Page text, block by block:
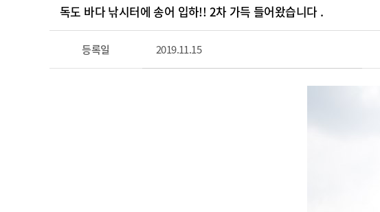
독도 바다 낚시터에 송어 입하!! 2차 가득 들어왔습니다 .
등록일 2019.11.15